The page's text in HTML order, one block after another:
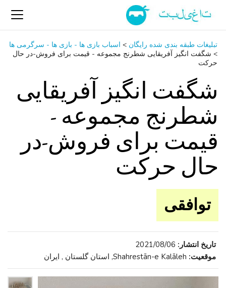
تبلیغات طبقه بندی شده رایگان > اسباب‌ بازی ها - بازی ها - سرگرمی ‌ها
> شگفت انگیز آفریقایی شطرنج مجموعه - قیمت برای فروش-در حال
حرکت
شگفت انگیز آفریقایی
شطرنج مجموعه -
قیمت برای فروش-در
حال حرکت
توافقی
تاریخ انتشار: 2021/08/06
موقعیت: Shahrestān-e Kalāleh, استان گلستان , ایران